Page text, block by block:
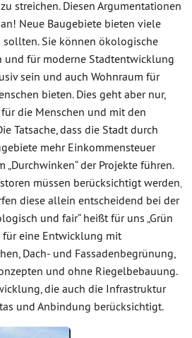
streichen. Diesen Argumentationen
Neue Baugebiete bieten viele
sollten. Sie können ökologische
und für moderne Stadtentwicklung
sein und auch Wohnraum für
bieten. Dies geht aber nur,
die Menschen und mit den
Tatsache, dass die Stadt durch
mehr Einkommensteuer
der Projekte führen.
müssen berücksichtigt werden,
diese allein entscheidend bei der
und fair“ heißt für uns „Grün
für eine Entwicklung mit
Dach- und Fassadenbegrünung,
und ohne Riegelbebauung.
die auch die Infrastruktur
und Anbindung berücksichtigt.